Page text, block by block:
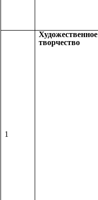
1
Художественное
творчество